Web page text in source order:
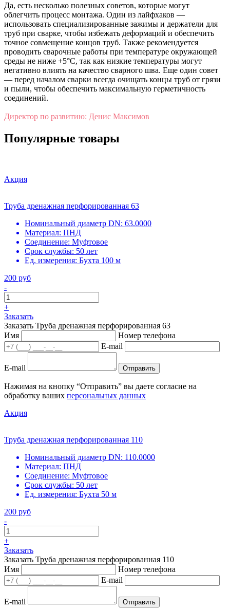
Да, есть несколько полезных советов, которые могут
облегчить процесс монтажа. Один из лайфхаков —
использовать специализированные зажимы и держатели для
труб при сварке, чтобы избежать деформаций и обеспечить
точное совмещение концов труб. Также рекомендуется
проводить сварочные работы при температуре окружающей
среды не ниже +5°C, так как низкие температуры могут
негативно влиять на качество сварного шва. Еще один совет
— перед началом сварки всегда очищать концы труб от грязи
и пыли, чтобы обеспечить максимальную герметичность
соединений.
Директор по развитию: Денис Максимов
Популярные товары
Акция
Труба дренажная перфорированная 63
Номинальный диаметр DN: 63.0000
Материал: ПНД
Соединение: Муфтовое
Срок службы: 50 лет
Ед. измерения: Бухта 100 м
200 руб
-
+
Заказать
Заказать Труба дренажная перфорированная 63
Имя
Номер телефона
E-mail
E-mail Отправить
Нажимая на кнопку “Отправить” вы даете согласие на
обработку ваших персональных данных
Акция
Труба дренажная перфорированная 110
Номинальный диаметр DN: 110.0000
Материал: ПНД
Соединение: Муфтовое
Срок службы: 50 лет
Ед. измерения: Бухта 50 м
200 руб
-
+
Заказать
Заказать Труба дренажная перфорированная 110
Имя
Номер телефона
E-mail
E-mail Отправить